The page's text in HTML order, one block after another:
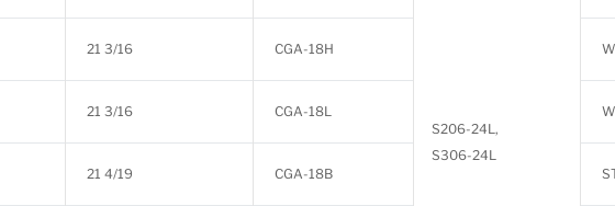
S206-24L,
S306-24L
21 3/16 CGA-18H
21 3/16 CGA-18L
21 4/19 CGA-18B